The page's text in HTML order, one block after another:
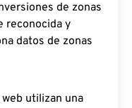
de zonas
reconocida y
datos de zonas
utilizan una